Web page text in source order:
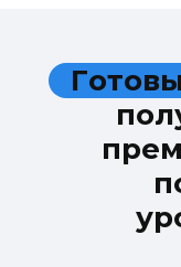
Готов
пол
прем
п
ур